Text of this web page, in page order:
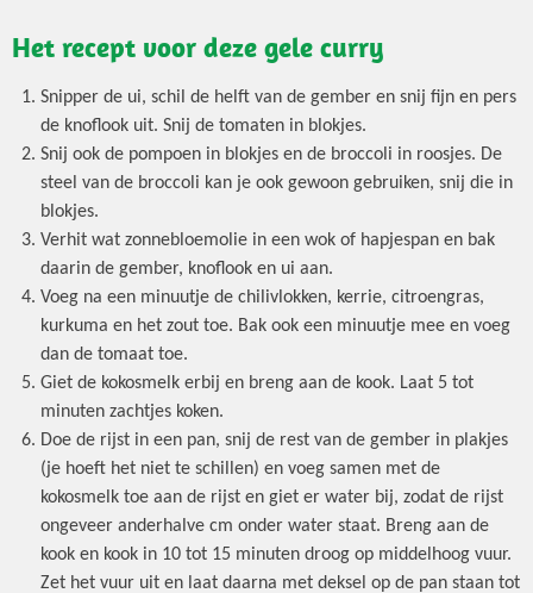
Het recept voor deze gele curry
Snipper de ui, schil de helft van de gember en snij fijn en pers
de knoflook uit. Snij de tomaten in blokjes.
Snij ook de pompoen in blokjes en de broccoli in roosjes. De
steel van de broccoli kan je ook gewoon gebruiken, snij die in
blokjes.
Verhit wat zonnebloemolie in een wok of hapjespan en bak
daarin de gember, knoflook en ui aan.
Voeg na een minuutje de chilivlokken, kerrie, citroengras,
kurkuma en het zout toe. Bak ook een minuutje mee en voeg
dan de tomaat toe.
Giet de kokosmelk erbij en breng aan de kook. Laat 5 tot
minuten zachtjes koken.
Doe de rijst in een pan, snij de rest van de gember in plakjes
(je hoeft het niet te schillen) en voeg samen met de
kokosmelk toe aan de rijst en giet er water bij, zodat de rijst
ongeveer anderhalve cm onder water staat. Breng aan de
kook en kook in 10 tot 15 minuten droog op middelhoog vuur.
Zet het vuur uit en laat daarna met deksel op de pan staan tot